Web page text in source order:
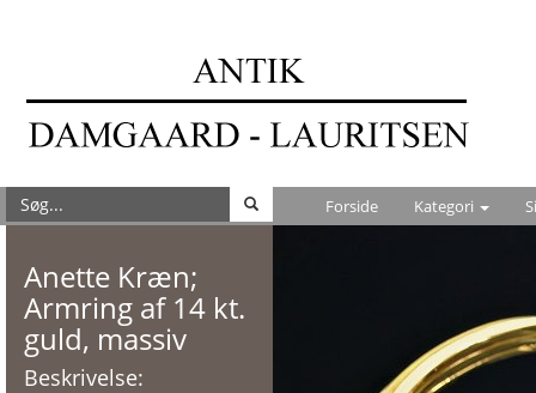
Forside Kategori
Anette Kræn;
Armring af 14 kt.
guld, massiv
Beskrivelse: